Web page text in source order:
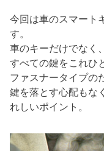
今回は車のスマート
す。
車のキーだけでなく
すべての鍵をこれひ
ファスナータイプの
鍵を落とす心配もな
れしいポイント。